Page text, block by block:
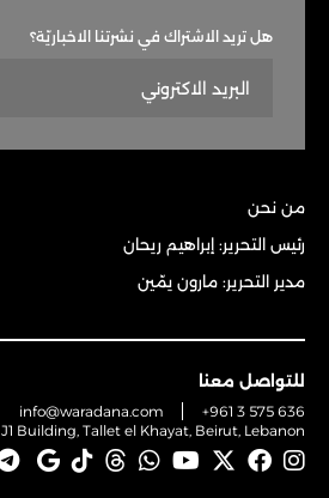
هل تريد الاشتراك في نشرتنا الاخباريّة؟
من نحن
رئيس التحرير: إبراهيم ريحان
مدير التحرير: مارون يمّين
للتواصل معنا
info@waradana.com
+961 3 575 636
J1 Building, Tallet el Khayat, Beirut, Lebanon